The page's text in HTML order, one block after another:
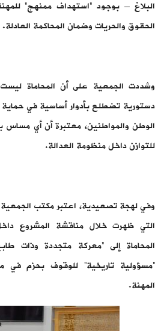
البلاغ – بوجود “استهداف ممنهج”
الحقوق والحريات وضمان المحاكمة العادلة.
وشددت الجمعية على أن المحاماة
دستورية تضطلع بأدوار أساسية في
الوطن والمواطنين، معتبرة أن أي مساس
للتوازن داخل منظومة العدالة.
وفي لهجة تصعيدية، اعتبر مكتب الجمعية
التي ظهرت خلال مناقشة المشروع
المحاماة إلى “معركة متجددة وذات
“مسؤولية تاريخية” للوقوف بحزم
المهنة.